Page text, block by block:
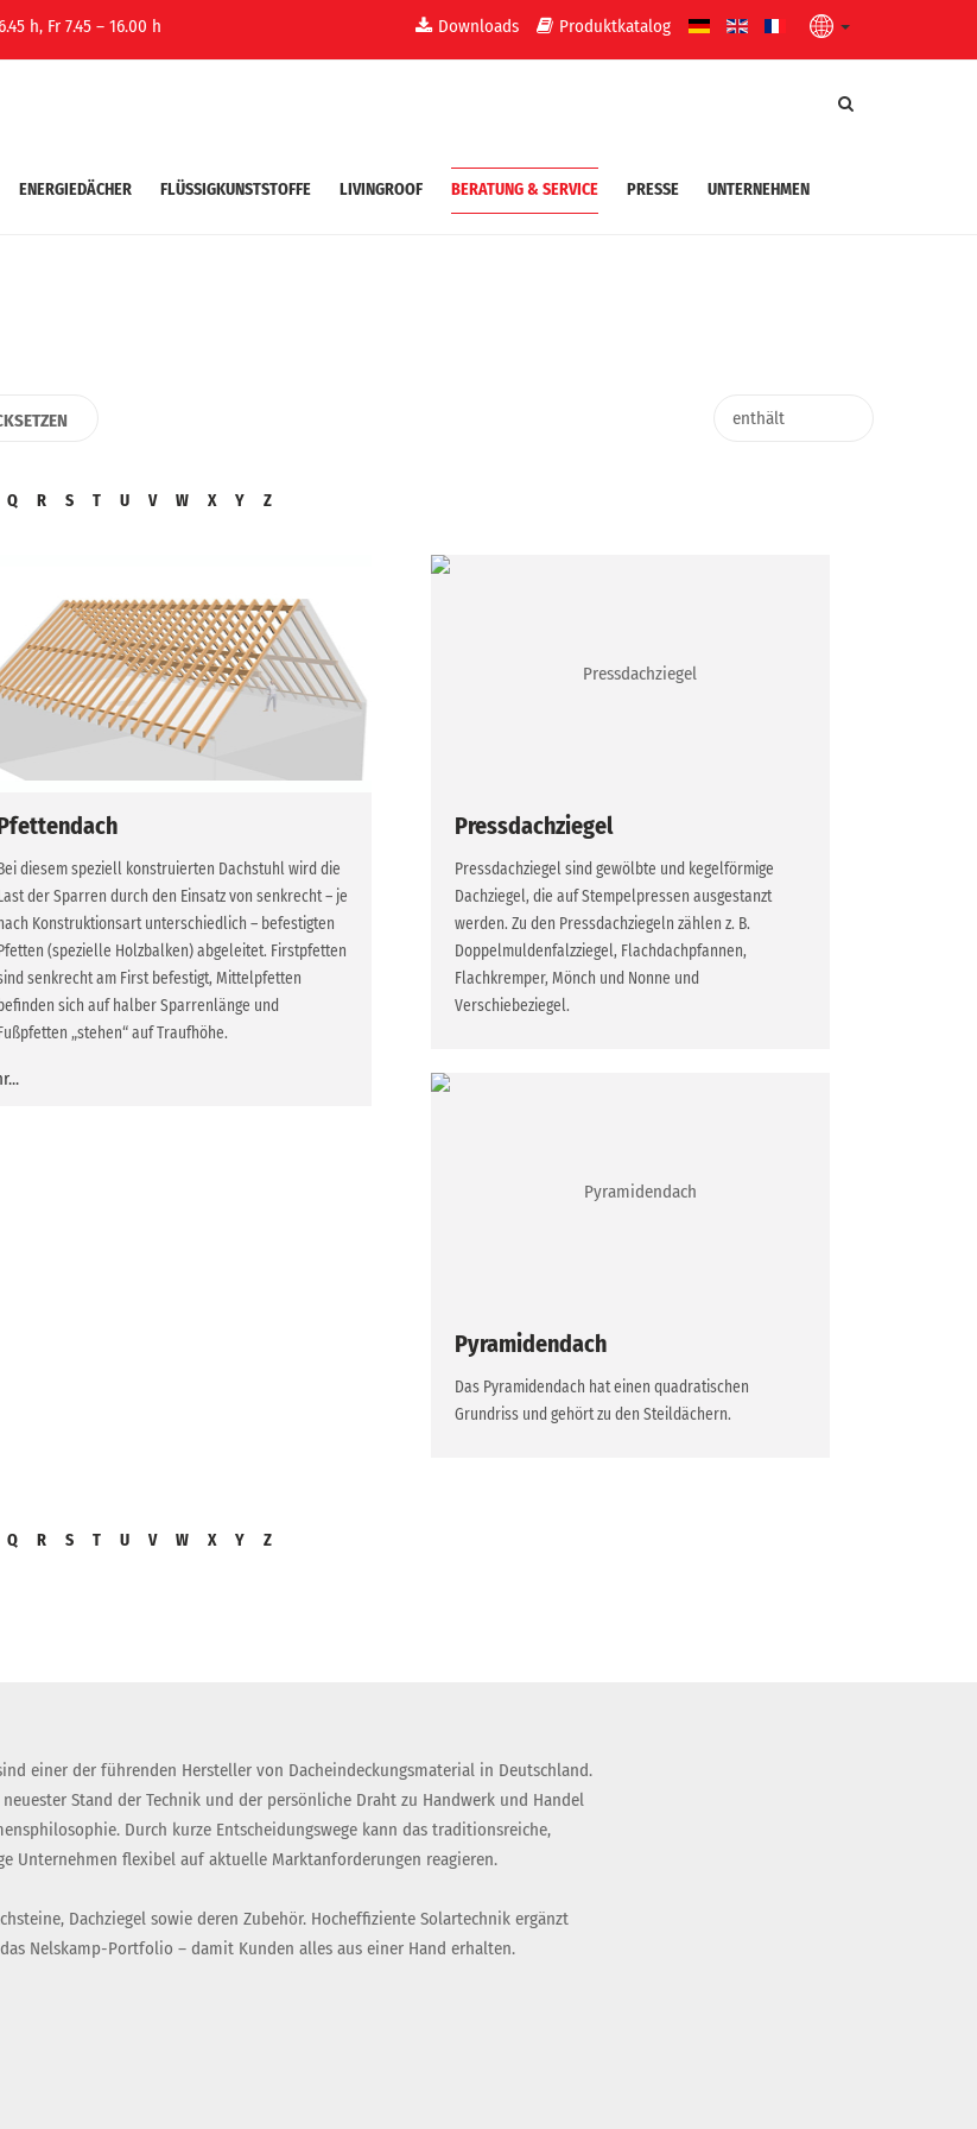
h, Fr 7.45 – 16.00 h Downloads Produktkatalog
ENERGIEDÄCHER FLÜSSIGKUNSTSTOFFE LIVINGROOF BERATUNG & SERVICE PRESSE UNTERNEHMEN
Q R S T U V W X Y Z
diesem speziell konstruierten Dachstuhl wird die
der Sparren durch den Einsatz von senkrecht – je
Konstruktionsart unterschiedlich – befestigten
(spezielle Holzbalken) abgeleitet. Firstpfetten
senkrecht am First befestigt, Mittelpfetten
befinden sich auf halber Sparrenlänge und
„stehen“ auf Traufhöhe.
Pressdachziegel
Pressdachziegel sind gewölbte und kegelförmige
Dachziegel, die auf Stempelpressen ausgestanzt
werden. Zu den Pressdachziegeln zählen z. B.
Doppelmuldenfalzziegel, Flachdachpfannen,
Flachkremper, Mönch und Nonne und
Verschiebeziegel.
Pyramidendach
Das Pyramidendach hat einen quadratischen
Grundriss und gehört zu den Steildächern.
Q R S T U V W X Y Z
einer der führenden Hersteller von Dacheindeckungsmaterial in Deutschland.
Stand der Technik und der persönliche Draht zu Handwerk und Handel
Durch kurze Entscheidungswege kann das traditionsreiche,
Unternehmen flexibel auf aktuelle Marktanforderungen reagieren.
Dachziegel sowie deren Zubehör. Hocheffiziente Solartechnik ergänzt
Nelskamp-Portfolio – damit Kunden alles aus einer Hand erhalten.